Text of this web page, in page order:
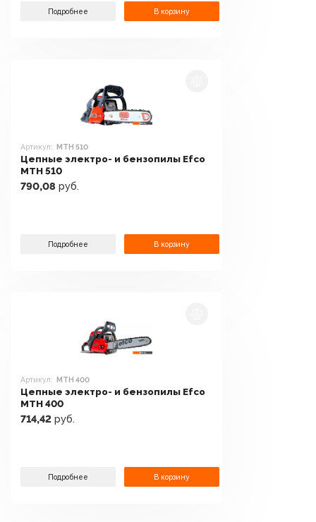
Подробнее В корзину
Артикул: MTH 510
Цепные электро- и бензопилы Efco
MTH 510
790,08 руб.
Подробнее В корзину
Артикул: MTH 400
Цепные электро- и бензопилы Efco
MTH 400
714,42 руб.
Подробнее В корзину